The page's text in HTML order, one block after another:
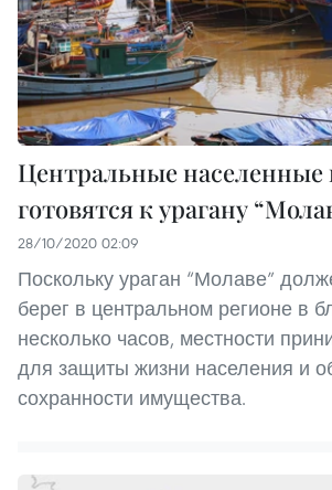
Центральные
готовятся к урагану
28/10/2020 02:09
Поскольку ураган “Молаве”
берег в центральном регионе в
несколько часов, местности
для защиты жизни населения и
сохранности имущества.